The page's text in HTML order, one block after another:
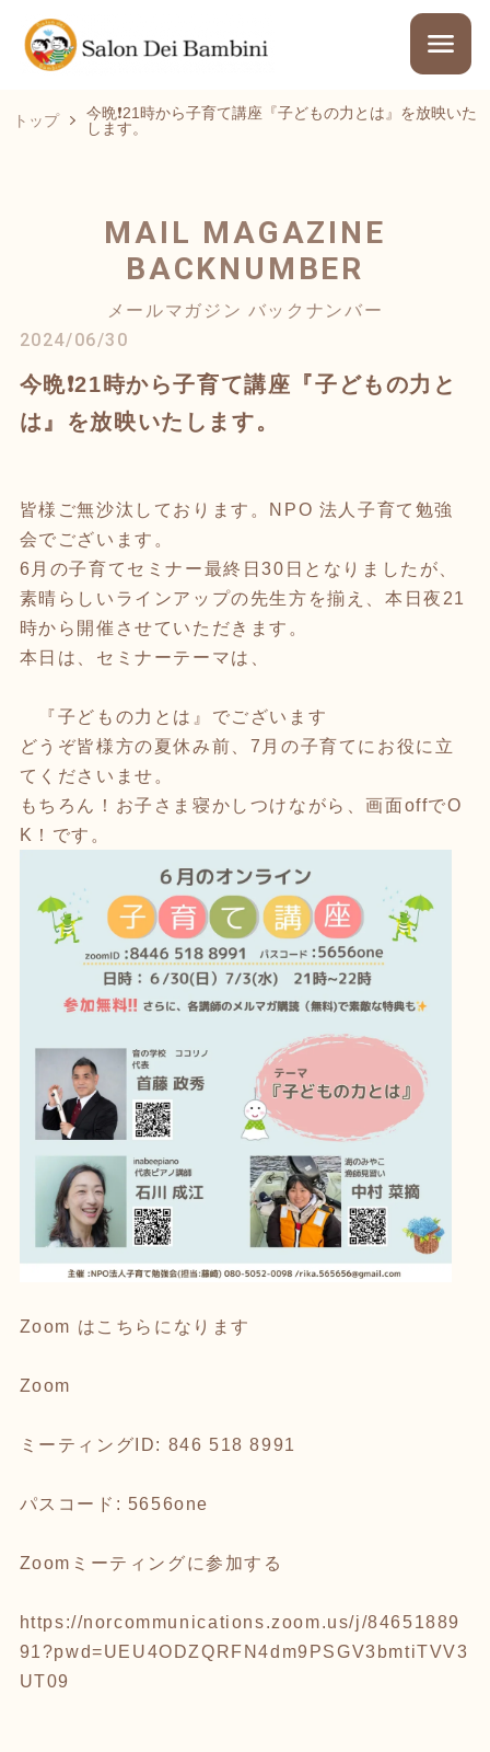
トップ
今晩❗21時から子育て講座『子どもの力とは』を放映いた
します。
MAIL MAGAZINE
BACKNUMBER
メールマガジン バックナンバー
2024/06/30
今晩❗21時から子育て講座『子どもの力と
は』を放映いたします。
皆様ご無沙汰しております。NPO 法人子育て勉強
会でございます。
6月の子育てセミナー最終日30日となりましたが、
素晴らしいラインアップの先生方を揃え、本日夜21
時から開催させていただきます。
本日は、セミナーテーマは、
『子どもの力とは』でございます
どうぞ皆様方の夏休み前、7月の子育てにお役に立
てくださいませ。
もちろん！お子さま寝かしつけながら、画面offでO
K！です。
Zoom はこちらになります
Zoom
ミーティングID: 846 518 8991
パスコード: 5656one
Zoomミーティングに参加する
https://norcommunications.zoom.us/j/84651889
91?pwd=UEU4ODZQRFN4dm9PSGV3bmtiTVV3
UT09